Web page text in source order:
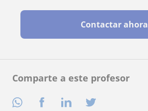
Comparte a este profesor
Contactar ahora